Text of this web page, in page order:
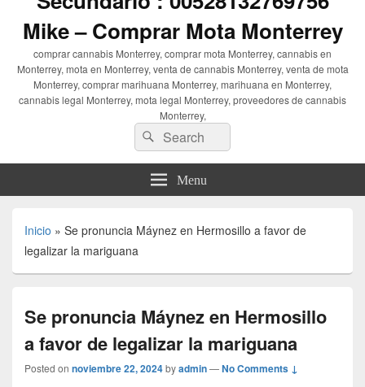
Mike – Comprar Mota Monterrey
comprar cannabis Monterrey, comprar mota Monterrey, cannabis en
Monterrey, mota en Monterrey, venta de cannabis Monterrey, venta de mota
Monterrey, comprar marihuana Monterrey, marihuana en Monterrey,
cannabis legal Monterrey, mota legal Monterrey, proveedores de cannabis
Monterrey,
Search
for:
Search
Menu
Inicio » Se pronuncia Máynez en Hermosillo a favor de
legalizar la mariguana
Se pronuncia Máynez en Hermosillo
a favor de legalizar la mariguana
Posted on noviembre 22, 2024byadmin—No Comments ↓